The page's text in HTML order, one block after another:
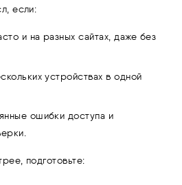
если:
и на разных сайтах, даже без
устройствах в одной
ошибки доступа и
подготовьте: